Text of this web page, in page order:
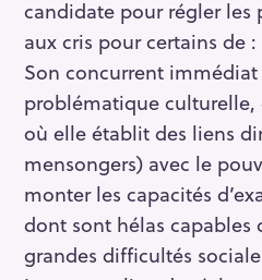
candidate pour régler les
aux cris pour certains de
Son concurrent immédiat
problématique culturelle,
où elle établit des liens
mensongers) avec le
monter les capacités
dont sont hélas capables
grandes difficultés